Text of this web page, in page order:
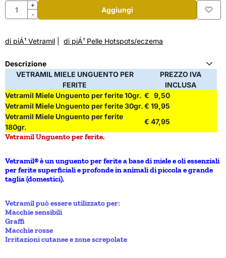
Quantità+
-
Aggiungi
di piÁ¹ Vetramil di piÁ¹ Pelle Hotspots/eczema
Descrizione
VETRAMIL MIELE UNGUENTO PER
FERITE
PREZZO IVA
INCLUSA
Vetramil Miele Unguento per ferite 10gr. € 9,50
Vetramil Miele Unguento per ferite 30gr.€ 19,95
Vetramil Miele Unguento per ferite
180gr.
€ 47,95
Vetramil Unguento per ferite.
Vetramil® è un unguento per ferite a base di miele e oli essenziali
per ferite superficiali e profonde in animali di piccola e grande
taglia (domestici).
Vetramil può essere utilizzato per:
Macchie sensibili
Graffi
Macchie rosse
Irritazioni cutanee e zone screpolate